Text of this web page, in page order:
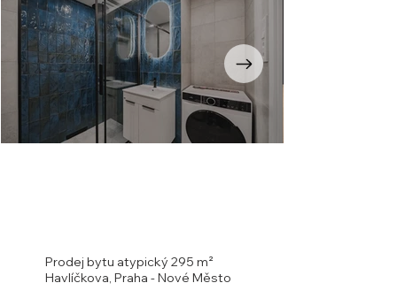
Prodej bytu atypický 295 m²
Havlíčkova, Praha - Nové Město